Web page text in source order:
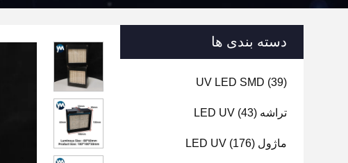
دسته بندی ها
UV LED SMD (39)
تراشه LED UV (43)
ماژول LED UV (176)